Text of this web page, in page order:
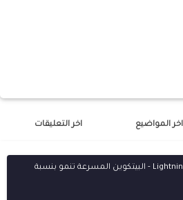
اخر المواضيع اخر التعليقات
تقنية Lightning Network - البيتكوين المسرعة تنمو بنسبة